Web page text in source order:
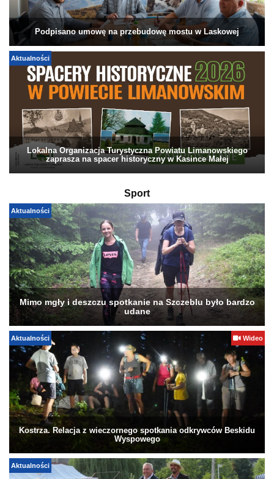
Podpisano umowę na przebudowę mostu w Laskowej
Aktualności
Lokalna Organizacja Turystyczna Powiatu Limanowskiego
zaprasza na spacer historyczny w Kasince Małej
Sport
Aktualności
Mimo mgły i deszczu spotkanie na Szczeblu było bardzo
udane
Aktualności Wideo
Kostrza. Relacja z wieczornego spotkania odkrywców Beskidu
Wyspowego
Aktualności